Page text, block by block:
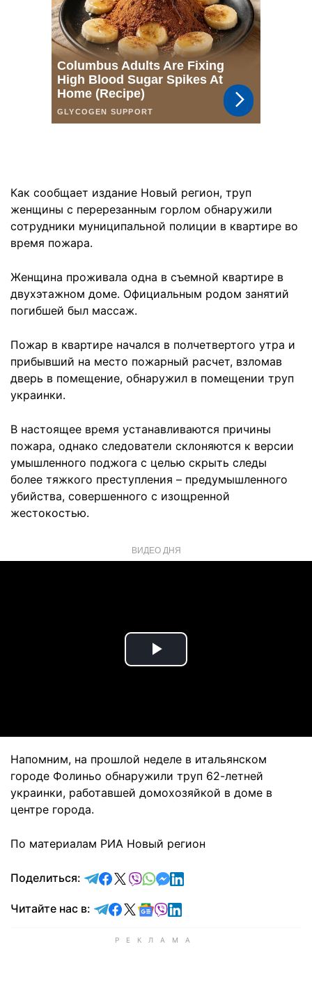
Как сообщает издание Новый регион, труп
женщины с перерезанным горлом обнаружили
сотрудники муниципальной полиции в квартире во
время пожара.
Женщина проживала одна в съемной квартире в
двухэтажном доме. Официальным родом занятий
погибшей был массаж.
Пожар в квартире начался в полчетвертого утра и
прибывший на место пожарный расчет, взломав
дверь в помещение, обнаружил в помещении труп
украинки.
В настоящее время устанавливаются причины
пожара, однако следователи склоняются к версии
умышленного поджога с целью скрыть следы
более тяжкого преступления – предумышленного
убийства, совершенного с изощренной
жестокостью.
ВИДЕО ДНЯ
Play
Напомним, на прошлой неделе в итальянском
городе Фолиньо обнаружили труп 62-летней
украинки, работавшей домохозяйкой в доме в
центре города.
По материалам РИА Новый регион
Поделиться: отправить в Telegram
поделиться в Facebook
поделиться в X
отправить в Viber
отправить в Whatsapp
отправить в Messenger
отправить в LinkedIn
Читайте нас в: Читайте в Telegram
Читайте в Facebook
Читайте в X
Читайте в Google news
Читайте в Viber
Читайте в LinkedIn